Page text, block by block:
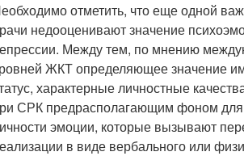
отметить, что еще одной
недооценивают значение
Между тем, по мнению
ЖКТ определяющее значение
характерные личностные
СРК предрасполагающим фоном для
эмоции, которые вызывают
в виде вербального или